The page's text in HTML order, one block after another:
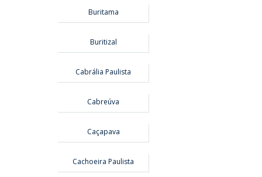
Buritama
Buritizal
Cabrália Paulista
Cabreúva
Caçapava
Cachoeira Paulista